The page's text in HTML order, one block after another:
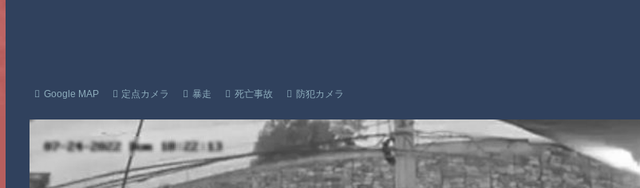
Google MAP 定点カメラ 暴走 死亡事故 防犯カメラ